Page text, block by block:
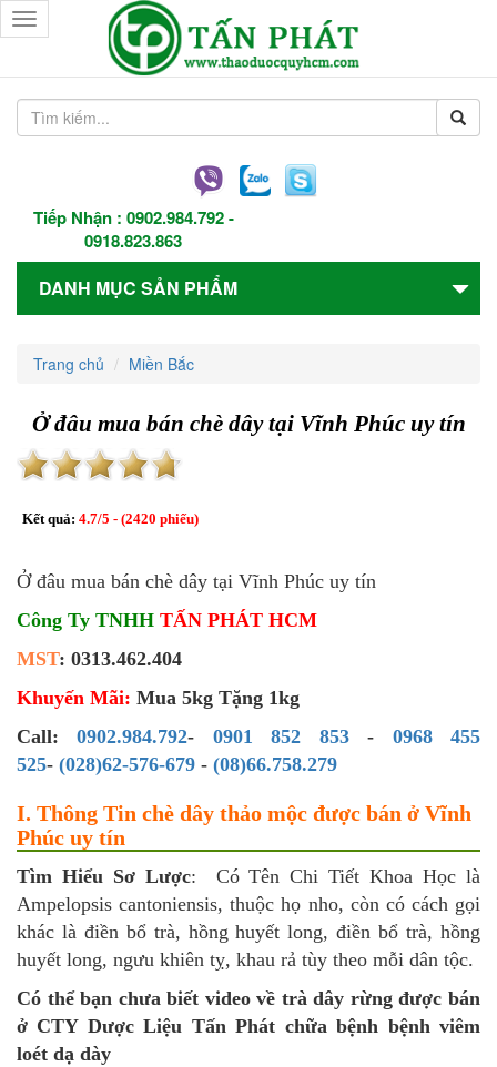
Tiếp Nhận : 0902.984.792-
0918.823.863
Toggle
navigation
DANH MỤC SẢN PHẨM
Trang chủ Miền Bắc
Ở đâu mua bán chè dây tại Vĩnh Phúc uy tín
Kết quả: 4.7/5 - (2420 phiếu)
Ở đâu mua bán chè dây tại Vĩnh Phúc uy tín
Công Ty TNHH TẤN PHÁT HCM
MST: 0313.462.404
Khuyến Mãi: Mua 5kg Tặng 1kg
Call:0902.984.792- 0901 852 853- 0968 455
525- (028)62-576-679 - (08)66.758.279
I. Thông Tin chè dây thảo mộc được bán ở Vĩnh
Phúc uy tín
Tìm Hiểu Sơ Lược: Có Tên Chi Tiết Khoa Học là
Ampelopsis cantoniensis, thuộc họ nho, còn có cách gọi
khác là điền bổ trà, hồng huyết long, điền bổ trà, hồng
huyết long, ngưu khiên tỵ, khau rả tùy theo mỗi dân tộc.
Có thể bạn chưa biết video về trà dây rừng được bán
ở CTY Dược Liệu Tấn Phát chữa bệnh bệnh viêm
loét dạ dày